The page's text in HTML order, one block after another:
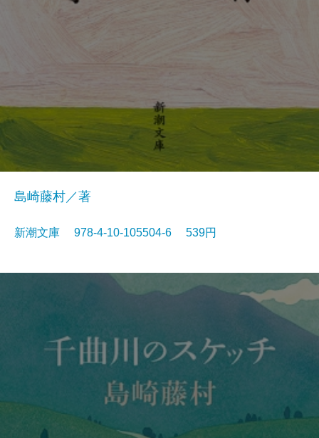
島崎藤村／著
新潮文庫 978-4-10-105504-6 539円